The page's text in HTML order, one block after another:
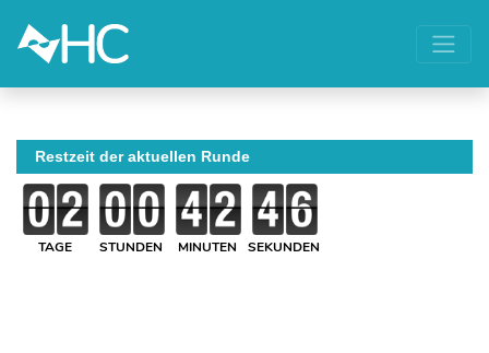
Restzeit der aktuellen Runde
TAGE STUNDEN MINUTEN SEKUNDEN